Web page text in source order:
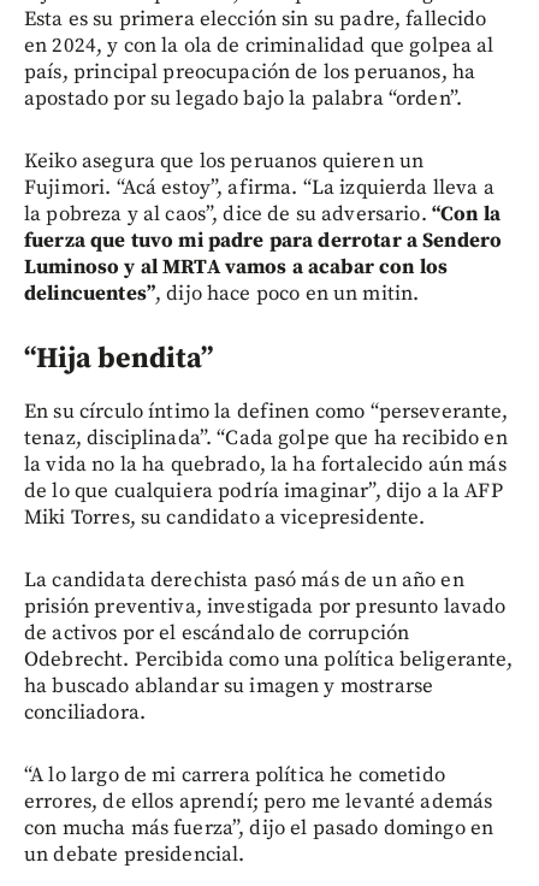
Esta es su primera elección sin su padre, fallecido
en 2024, y con la ola de criminalidad que golpea al
país, principal preocupación de los peruanos, ha
apostado por su legado bajo la palabra “orden”.
Keiko asegura que los peruanos quieren un
Fujimori. “Acá estoy”, afirma. “La izquierda lleva a
la pobreza y al caos”, dice de su adversario. “Con la
fuerza que tuvo mi padre para derrotar a Sendero
Luminoso y al MRTA vamos a acabar con los
delincuentes”, dijo hace poco en un mitin.
“Hija bendita”
En su círculo íntimo la definen como “perseverante,
tenaz, disciplinada”. “Cada golpe que ha recibido en
la vida no la ha quebrado, la ha fortalecido aún más
de lo que cualquiera podría imaginar”, dijo a la AFP
Miki Torres, su candidato a vicepresidente.
La candidata derechista pasó más de un año en
prisión preventiva, investigada por presunto lavado
de activos por el escándalo de corrupción
Odebrecht. Percibida como una política beligerante,
ha buscado ablandar su imagen y mostrarse
conciliadora.
“A lo largo de mi carrera política he cometido
errores, de ellos aprendí; pero me levanté además
con mucha más fuerza”, dijo el pasado domingo en
un debate presidencial.